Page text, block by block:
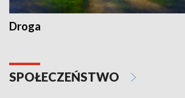
Droga
SPOŁECZEŃSTWO